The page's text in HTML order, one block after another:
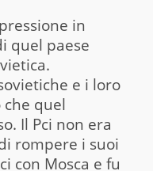
in
quel paese
e i loro
quel
Il Pci non era
rompere i suoi
con Mosca e fu